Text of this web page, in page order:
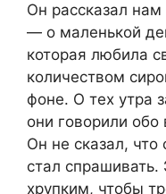
Он рассказал нам
— о маленькой
которая любила
количеством
фоне. О тех утра
они говорили
Он не сказал, что
стал спрашивать.
хрупким, чтобы